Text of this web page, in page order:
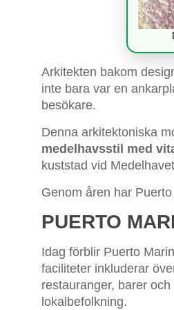
Arkitekten bakom
inte bara var en
besökare.
Denna arkitektoniska
medelhavsstil med
kuststad vid
Genom åren har
PUERTO
Idag förblir Puerto
faciliteter inkluderar
restauranger, barer
lokalbefolkning.